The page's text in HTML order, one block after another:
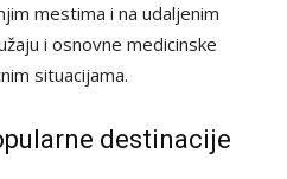
mestima i na udaljenim
i osnovne medicinske
situacijama.
destinacije